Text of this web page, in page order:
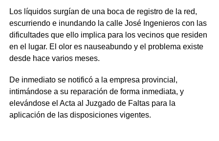
Los líquidos surgían de una boca de registro de la red,
escurriendo e inundando la calle José Ingenieros con las
dificultades que ello implica para los vecinos que residen
en el lugar. El olor es nauseabundo y el problema existe
desde hace varios meses.
De inmediato se notificó a la empresa provincial,
intimándose a su reparación de forma inmediata, y
elevándose el Acta al Juzgado de Faltas para la
aplicación de las disposiciones vigentes.